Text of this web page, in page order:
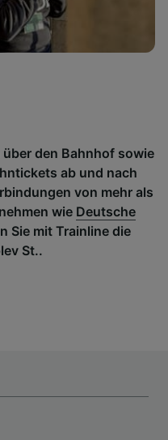
den Bahnhof sowie
ab und nach
von mehr als
wie Deutsche
Sie mit Trainline die
St..